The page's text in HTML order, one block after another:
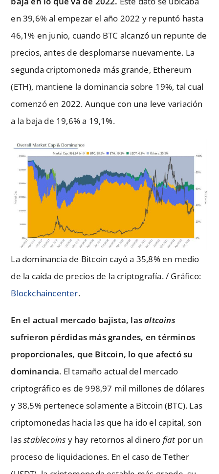
en 39,6% al empezar el año 2022 y repuntó hasta
46,1% en junio, cuando BTC alcanzó un repunte de
precios, antes de desplomarse nuevamente. La
segunda criptomoneda más grande, Ethereum
(ETH), mantiene la dominancia sobre 19%, tal cual
comenzó en 2022. Aunque con una leve variación
a la baja de 19,6% a 19,1%.
La dominancia de Bitcoin cayó a 35,8% en medio
de la caída de precios de la criptografía. / Gráfico:
Blockchaincenter.
En el actual mercado bajista, lasaltcoins
sufrieron pérdidas más grandes, en términos
proporcionales, que Bitcoin, lo que afectó su
dominancia. El tamaño actual del mercado
criptográfico es de 998,97 mil millones de dólares
y 38,5% pertenece solamente a Bitcoin (BTC). Las
criptomonedas hacia las que ha ido el capital, son
lasstablecoins y hay retornos al dinero fiat por un
proceso de liquidaciones. En el caso de Tether